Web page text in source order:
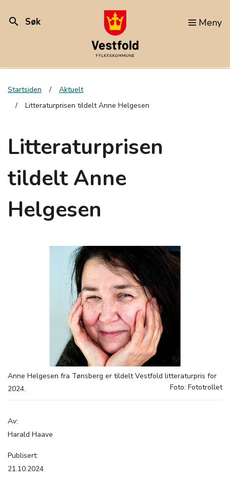
search Søk Meny
Startsiden
Aktuelt
Litteraturprisen tildelt Anne Helgesen
Litteraturprisen
tildelt Anne
Helgesen
Anne Helgesen fra Tønsberg er tildelt Vestfold litteraturpris for
2024.
Foto: Fototrollet
Av:
Harald Haave
Publisert:
21.10.2024